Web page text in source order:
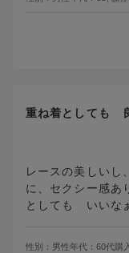
重ね着としても
レースの美しいし
に、セクシー感
としても いいな
性別： 男性年代： 60代購